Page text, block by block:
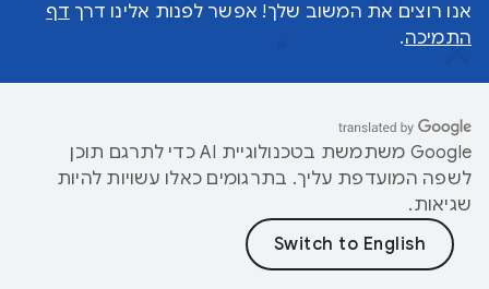
אנו רוצים את המשוב שלך! אפשר לפנות אלינו דרך דף
התמיכה.
‫Google משתמשת בטכנולוגיית AI כדי לתרגם תוכן
לשפה המועדפת עליך. בתרגומים כאלו עשויות להיות
שגיאות.